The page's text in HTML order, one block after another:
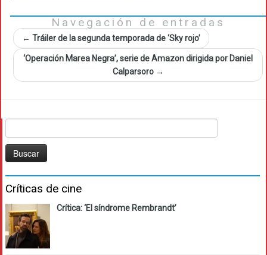
Navegación de entradas
← Tráiler de la segunda temporada de ‘Sky rojo’
‘Operación Marea Negra’, serie de Amazon dirigida por Daniel
Calparsoro →
Críticas de cine
Crítica: ‘El síndrome Rembrandt’